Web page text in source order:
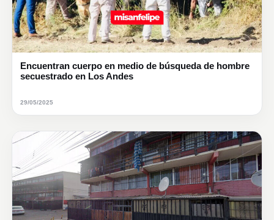
Encuentran cuerpo en medio de búsqueda de hombre
secuestrado en Los Andes
29/05/2025